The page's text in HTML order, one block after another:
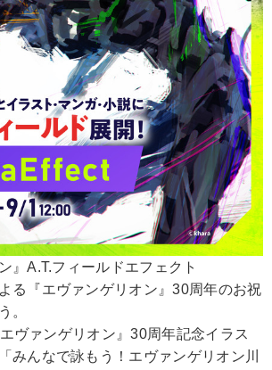
』A.T.フィールドエフェクト
る『エヴァンゲリオン』30周年のお祝
。
ヴァンゲリオン』30周年記念イラス
みんなで詠もう！エヴァンゲリオン川